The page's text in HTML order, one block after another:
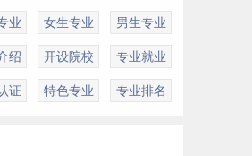
业 女生专业 男生专业
绍 开设院校 专业就业
证 特色专业 专业排名